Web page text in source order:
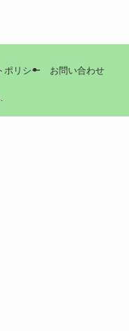
ポリシー お問い合わせ